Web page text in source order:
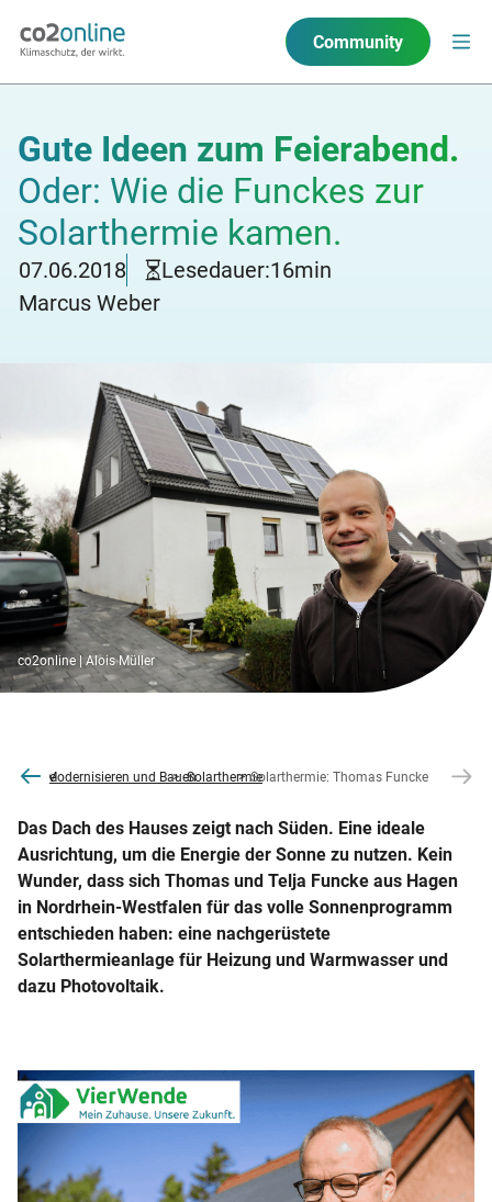
Community
Gute Ideen zum Feierabend.
Oder: Wie die Funckes zur
Solarthermie kamen.
07.06.2018 Lesedauer:16min
Marcus Weber
co2online | Alois Müller
Modernisieren und BauenSolarthermieSolarthermie: Thomas Funcke
Das Dach des Hauses zeigt nach Süden. Eine ideale
Ausrichtung, um die Energie der Sonne zu nutzen. Kein
Wunder, dass sich Thomas und Telja Funcke aus Hagen
in Nordrhein-Westfalen für das volle Sonnenprogramm
entschieden haben: eine nachgerüstete
Solarthermieanlage für Heizung und Warmwasser und
dazu Photovoltaik.